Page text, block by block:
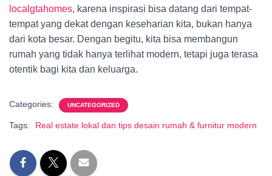
localgtahomes, karena inspirasi bisa datang dari tempat-
tempat yang dekat dengan keseharian kita, bukan hanya
dari kota besar. Dengan begitu, kita bisa membangun
rumah yang tidak hanya terlihat modern, tetapi juga terasa
otentik bagi kita dan keluarga.
Categories: UNCATEGORIZED
Tags: Real estate lokal dan tips desain rumah & furnitur modern